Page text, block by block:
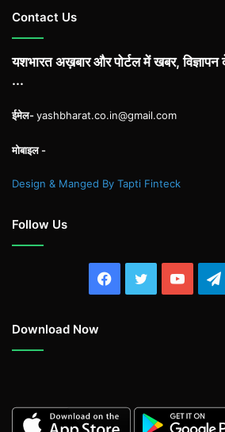
Contact Us
यशभारत अख़बार और पोर्टल में खबर,
...
ईमेल-yashbharat.co.in@gmail.com
मोबाइल -
Design & Manged By Tapti Finteck
Follow Us
Facebook
Twitter
Download Now